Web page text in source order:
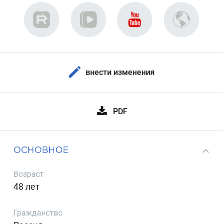
внести изменения
PDF
ОСНОВНОЕ
Возраст
48 лет
Гражданство